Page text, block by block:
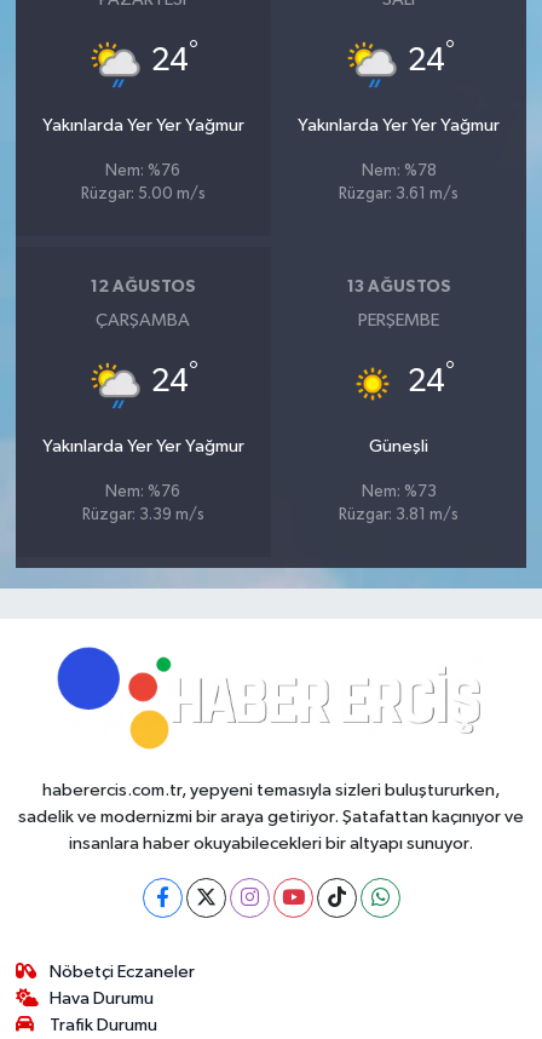
24°
Yakınlarda Yer Yer Yağmur
Nem: %76
Rüzgar: 5.00 m/s
24°
Yakınlarda Yer Yer Yağmur
Nem: %78
Rüzgar: 3.61 m/s
12 AĞUSTOS
ÇARŞAMBA
24°
Yakınlarda Yer Yer Yağmur
Nem: %76
Rüzgar: 3.39 m/s
13 AĞUSTOS
PERŞEMBE
24°
Güneşli
Nem: %73
Rüzgar: 3.81 m/s
haberercis.com.tr, yepyeni temasıyla sizleri buluştururken,
sadelik ve modernizmi bir araya getiriyor. Şatafattan kaçınıyor ve
insanlara haber okuyabilecekleri bir altyapı sunuyor.
Nöbetçi Eczaneler
Hava Durumu
Trafik Durumu